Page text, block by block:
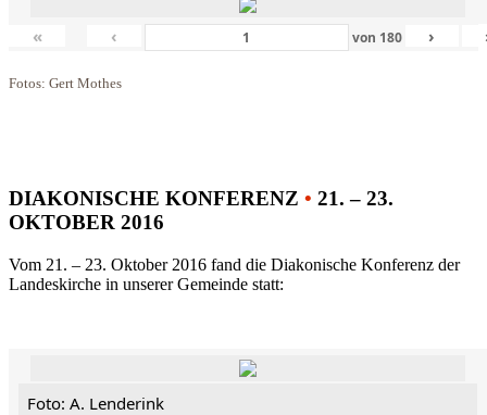
« ‹ von 180 ›
Fotos: Gert Mothes
DIAKONISCHE KONFERENZ • 21. – 23.
OKTOBER 2016
Vom 21. – 23. Oktober 2016 fand die Diakonische Konferenz der
Landeskirche in unserer Gemeinde statt:
Foto: A. Lenderink